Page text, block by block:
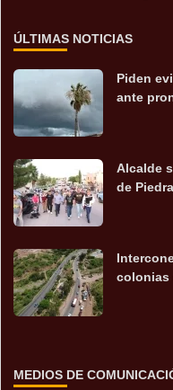
ÚLTIMAS NOTICIAS
Piden
ante
Alcalde
de
colonias
MEDIOS DE